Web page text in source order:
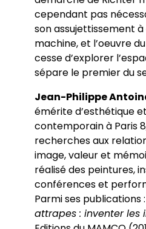
cependant pas
son assujettissement
machine, et l’oeuvre
cesse d’explorer
sépare le premier du
Jean-Philippe
émérite d’esthétique
contemporain à Paris
recherches aux
image, valeur et
réalisé des peintures,
conférences et
Parmi ses publications :
attrapes : inventer les